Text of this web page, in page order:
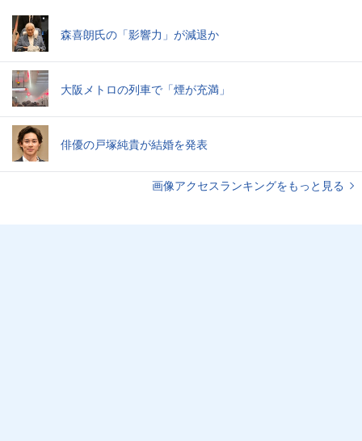
森喜朗氏の「影響力」が減退か
大阪メトロの列車で「煙が充満」
俳優の戸塚純貴が結婚を発表
画像アクセスランキングをもっと見る